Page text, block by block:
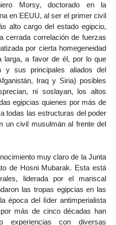
Morsy, doctorado en la
en EEUU, al ser el primer civil
alto cargo del estado egipcio,
cerrada correlación de fuerzas
por cierta homegeneidad
larga, a favor de él, por lo que
y sus principales aliados del
Iraq y Siria) posibles
ni soslayan, los altos
egipcias quienes por más de
todas las estructuras del poder
un civil musulmán al frente del
muy claro de la Junta
de Hosni Mubarak. Esta está
liderada por el mariscal
las tropas egipcias en las
época del líder antimperialista
más de cinco décadas han
experiencias con diversas